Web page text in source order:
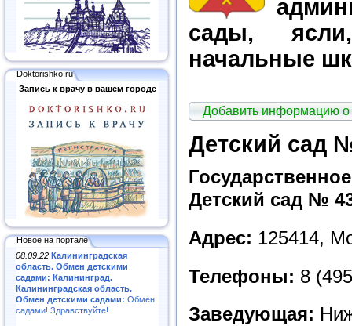
Doktorishko.ru
Запись к врачу в вашем городе
Новое на портале
08.09.22 Калининградская
область. Обмен детскими
садами: Калининград.
Калининградская область.
Обмен детскими садами: Обмен
садами!.Здравствуйте!..
сады,
начальные
Добавить информацию
Детский сад
Детский сад №
Адрес: 125414,
Телефоны: 8
Заведующая: